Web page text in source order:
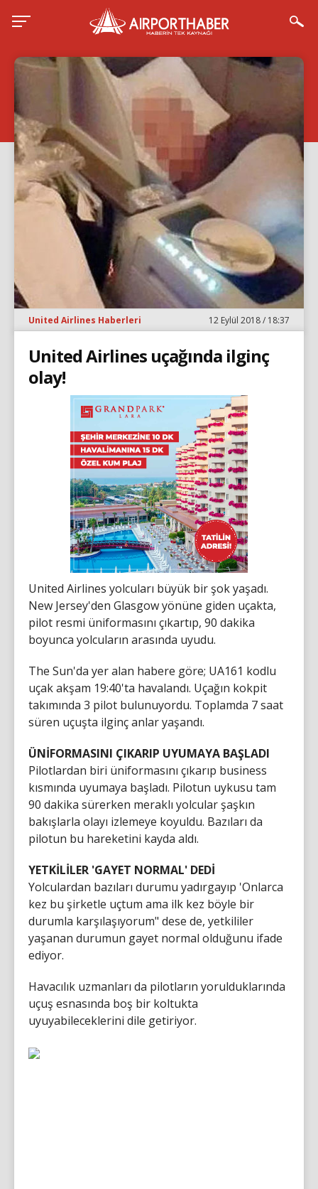
United Airlines Haberleri 12 Eylül 2018 / 18:37
United Airlines uçağında ilginç
olay!
United Airlines yolcuları büyük bir şok yaşadı.
New Jersey'den Glasgow yönüne giden uçakta,
pilot resmi üniformasını çıkartıp, 90 dakika
boyunca yolcuların arasında uyudu.
The Sun'da yer alan habere göre; UA161 kodlu
uçak akşam 19:40'ta havalandı. Uçağın kokpit
takımında 3 pilot bulunuyordu. Toplamda 7 saat
süren uçuşta ilginç anlar yaşandı.
ÜNİFORMASINI ÇIKARIP UYUMAYA BAŞLADI
Pilotlardan biri üniformasını çıkarıp business
kısmında uyumaya başladı. Pilotun uykusu tam
90 dakika sürerken meraklı yolcular şaşkın
bakışlarla olayı izlemeye koyuldu. Bazıları da
pilotun bu hareketini kayda aldı.
YETKİLİLER 'GAYET NORMAL' DEDİ
Yolculardan bazıları durumu yadırgayıp 'Onlarca
kez bu şirketle uçtum ama ilk kez böyle bir
durumla karşılaşıyorum" dese de, yetkililer
yaşanan durumun gayet normal olduğunu ifade
ediyor.
Havacılık uzmanları da pilotların yorulduklarında
uçuş esnasında boş bir koltukta
uyuyabileceklerini dile getiriyor.